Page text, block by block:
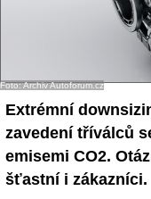
Sledujte nás!
Foto: Archiv Autoforum.cz
Extrémní
zavedení tříválců
emisemi CO2.
šťastní i zákazníci.